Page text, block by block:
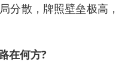
分散，牌照壁垒极高，
在何方?